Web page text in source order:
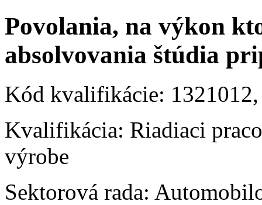
Povolania, na výkon
absolvovania štúdia
Kód kvalifikácie:
Kvalifikácia: Riadiaci
výrobe
Sektorová rada: